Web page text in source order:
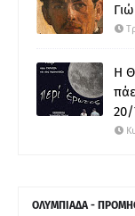
Η
20/
ΟΛΥΜΠΙΑΔΑ -